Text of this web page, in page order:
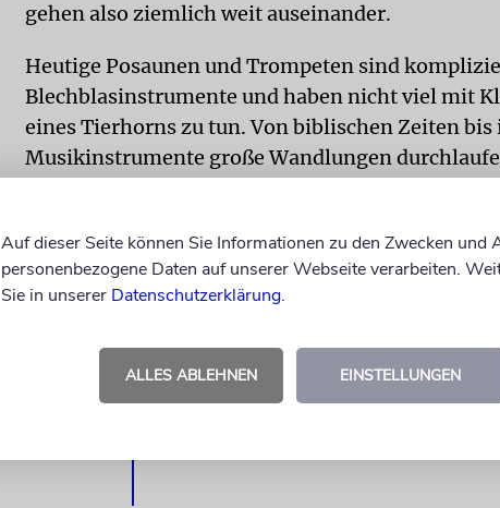
gehen also ziemlich weit auseinander.
Heutige Posaunen und Trompeten sind
Blechblasinstrumente und haben nicht viel mit
eines Tierhorns zu tun. Von biblischen Zeiten bis
Musikinstrumente große Wandlungen
als Signalgeber und übermittelten Informationen
oder bei Ausbruch eines Feuers.
Nach biblischem
Schofar aus
Auf dieser Seite können Sie Informationen zu den Zwecken und
personenbezogene Daten auf unserer Webseite verarbeiten.
Sie in unserer Datenschutzerklärung.
ALLES ABLEHNEN EINSTELLUNGEN